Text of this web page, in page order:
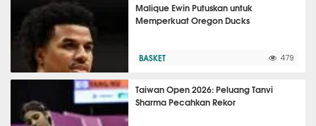
Malique Ewin Putuskan untuk
Memperkuat Oregon Ducks
BASKET 479
Taiwan Open 2026: Peluang Tanvi
Sharma Pecahkan Rekor